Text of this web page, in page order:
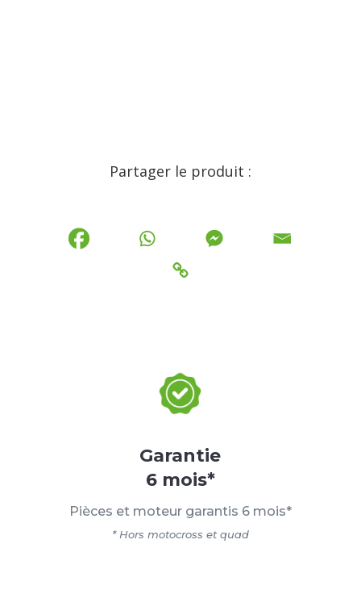
Partager le produit :
Garantie
6 mois*
Pièces et moteur garantis 6 mois*
* Hors motocross et quad